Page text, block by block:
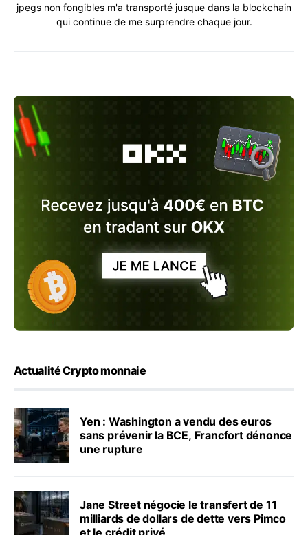
jpegs non fongibles m'a transporté jusque dans la blockchain
qui continue de me surprendre chaque jour.
Actualité Crypto monnaie
Yen : Washington a vendu des euros
sans prévenir la BCE, Francfort dénonce
une rupture
Jane Street négocie le transfert de 11
milliards de dollars de dette vers Pimco